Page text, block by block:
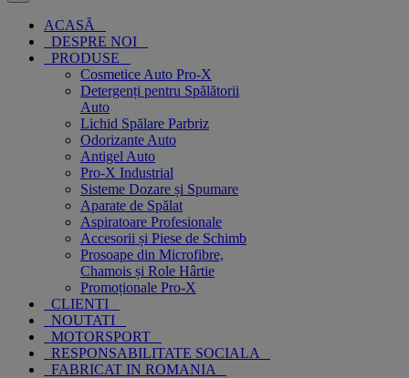
ACASĂ
DESPRE NOI
PRODUSE
Cosmetice Auto Pro-X
Detergenți pentru Spălătorii
Auto
Lichid Spălare Parbriz
Odorizante Auto
Antigel Auto
Pro-X Industrial
Sisteme Dozare și Spumare
Aparate de Spălat
Aspiratoare Profesionale
Accesorii și Piese de Schimb
Prosoape din Microfibre,
Chamois și Role Hârtie
Promoționale Pro-X
CLIENTI
NOUTATI
MOTORSPORT
RESPONSABILITATE SOCIALA
FABRICAT IN ROMANIA